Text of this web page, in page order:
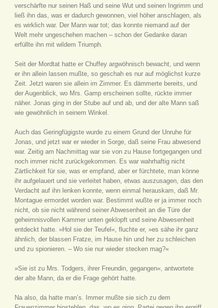
verschärfte nur seinen Haß und seine Wut und seinen Ingrimm und
ließ ihn das, was er dadurch gewonnen, viel höher anschlagen, als
es wirklich war. Der Mann war tot; das konnte niemand auf der
Welt mehr ungeschehen machen – schon der Gedanke daran
erfüllte ihn mit wildem Triumph.
Seit der Mordtat hatte er Chuffey argwöhnisch bewacht, und wenn
er ihn allein lassen mußte, so geschah es nur auf möglichst kurze
Zeit. Jetzt waren sie allein im Zimmer. Es dämmerte bereits, und
der Augenblick, wo Mrs. Gamp erscheinen sollte, rückte immer
näher. Jonas ging in der Stube auf und ab, und der alte Mann saß
wie gewöhnlich in seinem Winkel.
Auch das Geringfügigste wurde zu einem Grund der Unruhe für
Jonas, und jetzt war er wieder in Sorge, daß seine Frau abwesend
war. Zeitig am Nachmittag war sie von zu Hause fortgegangen und
noch immer nicht zurückgekommen. Es war wahrhaftig nicht
Zärtlichkeit für sie, was er empfand, aber er fürchtete, man könne
ihr aufgelauert und sie verleitet haben, etwas auszusagen, das den
Verdacht auf ihn lenken konnte, wenn einmal herauskam, daß Mr.
Montague ermordet worden war. Bestimmt wußte er ja immer noch
nicht, ob sie nicht während seiner Abwesenheit an die Türe der
geheimnisvollen Kammer unten geklopft und seine Abwesenheit
entdeckt hatte. »Hol sie der Teufel«, fluchte er, »es sähe ihr ganz
ähnlich, der blassen Fratze, im Hause hin und her zu schleichen
und zu spionieren. – Wo sie nur wieder stecken mag?«
»Sie ist zu Mrs. Todgers, ihrer Freundin, gegangen«, antwortete
der alte Mann, da er die Frage gehört hatte.
Na also, da hatte man’s. Immer mußte sie sich zu dem